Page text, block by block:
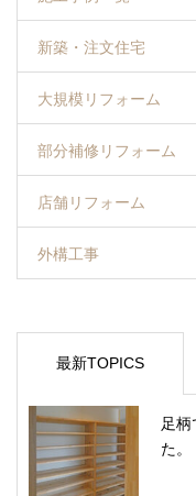
新築・注文住宅
大規模リフォーム
部分補修リフォーム
店舗リフォーム
外構工事
最新TOPICS
足柄
た。